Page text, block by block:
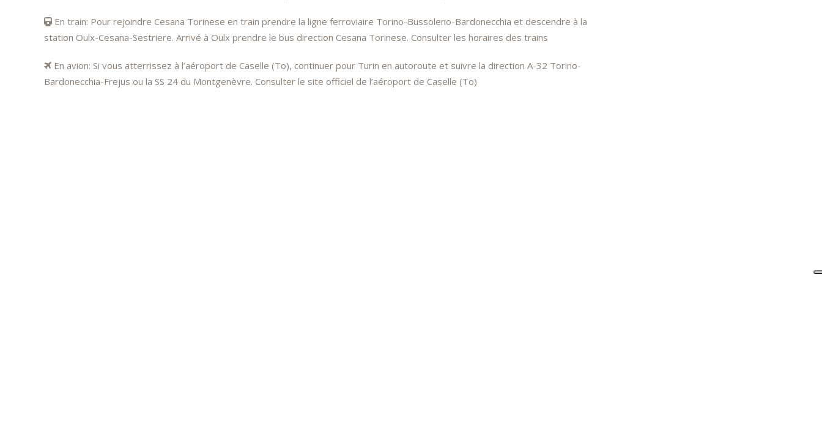
En train: Pour rejoindre Cesana Torinese en train prendre la ligne ferroviaire Torino-Bussoleno-Bardonecchia et descendre à la
station Oulx-Cesana-Sestriere. Arrivé à Oulx prendre le bus direction Cesana Torinese. Consulter les horaires des trains
En avion: Si vous atterrissez à l’aéroport de Caselle (To), continuer pour Turin en autoroute et suivre la direction A-32 Torino-
Bardonecchia-Frejus ou la SS 24 du Montgenèvre. Consulter le site officiel de l’aéroport de Caselle (To)